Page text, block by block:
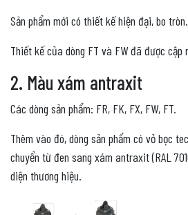
Sản phẩm mới có thiết kế hiện đại, bo tròn.
Thiết kế của dòng FT và FW đã được cập
2. Màu xám antraxit
Các dòng sản phẩm: FR, FK, FX, FW, FT.
Thêm vào đó, dòng sản phẩm có vỏ bọc
chuyển từ đen sang xám antraxit (RAL
diện thương hiệu.